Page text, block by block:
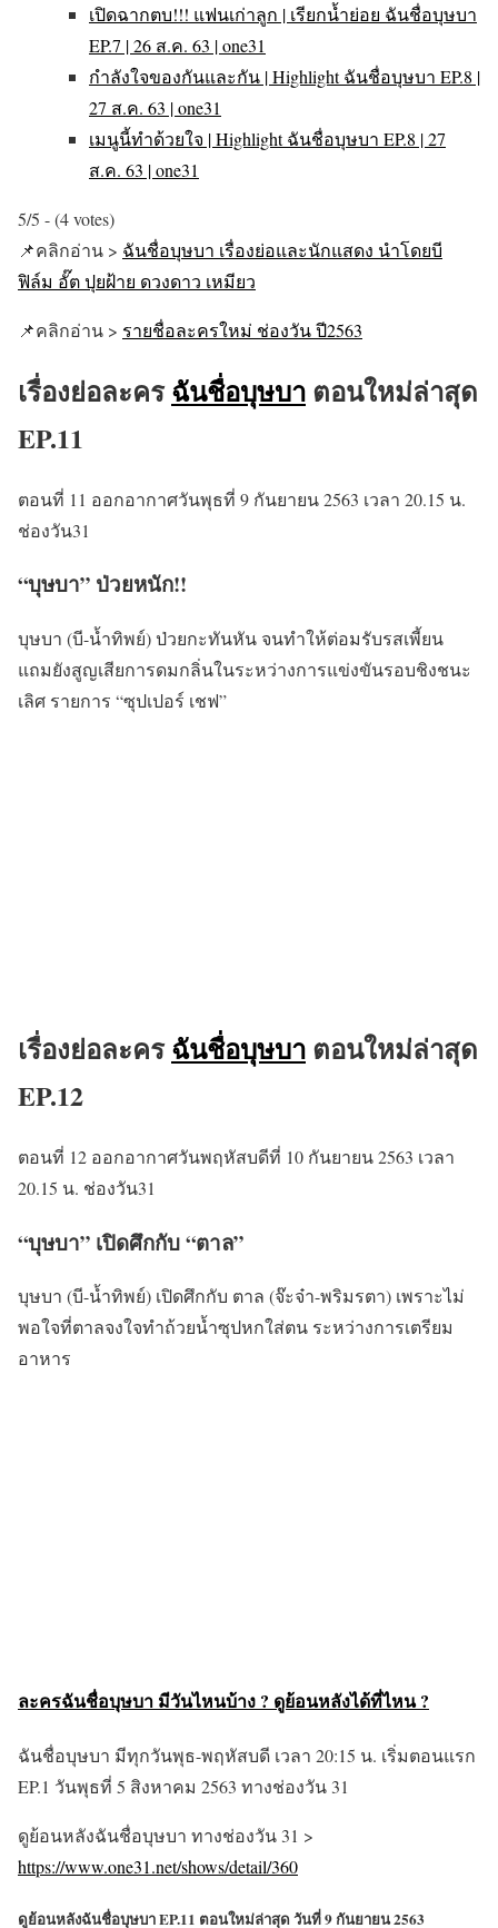
เปิดฉากตบ!!! แฟนเก่าลูก | เรียกน้ำย่อย ฉันชื่อบุษบา
EP.7 | 26 ส.ค. 63 | one31
กำลังใจของกันและกัน | Highlight ฉันชื่อบุษบา EP.8 |
27 ส.ค. 63 | one31
เมนูนี้ทำด้วยใจ | Highlight ฉันชื่อบุษบา EP.8 | 27
ส.ค. 63 | one31
5/5 - (4 votes)
📌คลิกอ่าน > ฉันชื่อบุษบา เรื่องย่อและนักแสดง นำโดยบี
ฟิล์ม อั๊ต ปุยฝ้าย ดวงดาว เหมียว
📌คลิกอ่าน > รายชื่อละครใหม่ ช่องวัน ปี2563
เรื่องย่อละครฉันชื่อบุษบา ตอนใหม่ล่าสุด
EP.11
ตอนที่ 11 ออกอากาศวันพุธที่ 9 กันยายน 2563 เวลา 20.15 น.
ช่องวัน31
“บุษบา” ป่วยหนัก!!
บุษบา (บี-น้ำทิพย์) ป่วยกะทันหัน จนทำให้ต่อมรับรสเพี้ยน
แถมยังสูญเสียการดมกลิ่นในระหว่างการแข่งขันรอบชิงชนะ
เลิศ รายการ “ซุปเปอร์ เชฟ”
เรื่องย่อละครฉันชื่อบุษบา ตอนใหม่ล่าสุด
EP.12
ตอนที่ 12 ออกอากาศวันพฤหัสบดีที่ 10 กันยายน 2563 เวลา
20.15 น. ช่องวัน31
“บุษบา” เปิดศึกกับ “ตาล”
บุษบา (บี-น้ำทิพย์) เปิดศึกกับ ตาล (จ๊ะจ๋า-พริมรตา) เพราะไม่
พอใจที่ตาลจงใจทำถ้วยน้ำซุปหกใส่ตน ระหว่างการเตรียม
อาหาร
ละครฉันชื่อบุษบา มีวันไหนบ้าง ? ดูย้อนหลังได้ที่ไหน ?
ฉันชื่อบุษบา มีทุกวันพุธ-พฤหัสบดี เวลา 20:15 น. เริ่มตอนแรก
EP.1 วันพุธที่ 5 สิงหาคม 2563 ทางช่องวัน 31
ดูย้อนหลังฉันชื่อบุษบา ทางช่องวัน 31 >
https://www.one31.net/shows/detail/360
ดูย้อนหลังฉันชื่อบุษบา EP.11 ตอนใหม่ล่าสุด วันที่ 9 กันยายน 2563